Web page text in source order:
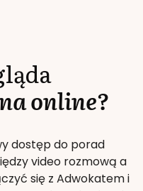
online?
dostęp do porad
video rozmową a
się z Adwokatem i